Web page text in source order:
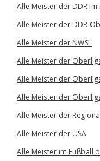
Alle Meister der DDR
Alle Meister der DDR-
Alle Meister der NWSL
Alle Meister der
Alle Meister der
Alle Meister der
Alle Meister der
Alle Meister der USA
Alle Meister im Fußball